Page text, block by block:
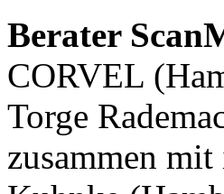
Berater
CORVEL
Torge
zusammen